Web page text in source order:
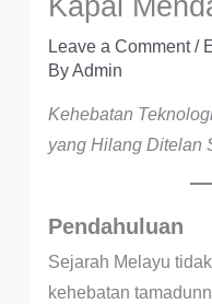
Leave a Comment /
ByAdmin
Kehebatan
yang Hilang Ditelan
Pendahuluan
Sejarah Melayu
kehebatan